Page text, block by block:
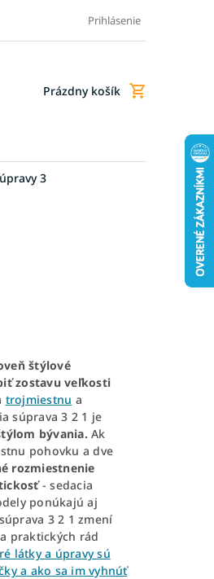
FAQ - Najčastejšie otázky
Prihlásenie
Nákupný
Prázdny košík
3
štýlové
zostavu veľkosti
trojmiestnu a
súprava 3 2 1 je
bývania. Ak
pohovku a dve
rozmiestnenie
- sedacia
ponúkajú aj
3 2 1 zmení
praktických rád
látky a úpravy sú
a ako sa im vyhnúť